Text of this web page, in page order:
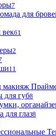
7
для
век61
2
11
макияж
для губ8
для глаз8